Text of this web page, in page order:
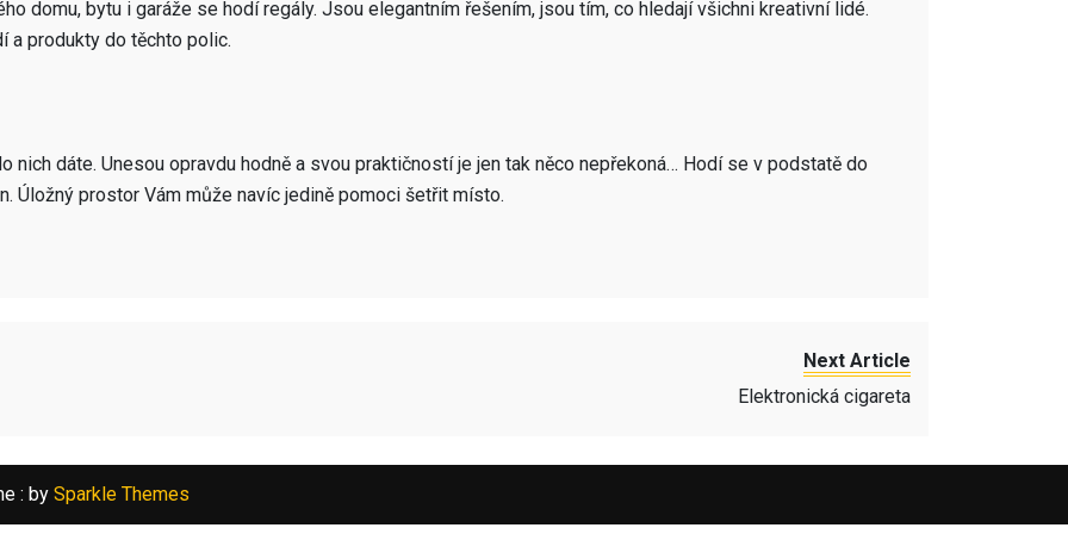
domu, bytu i garáže se hodí regály. Jsou elegantním řešením, jsou tím, co hledají všichni kreativní lidé.
a produkty do těchto polic.
nich dáte. Unesou opravdu hodně a svou praktičností je jen tak něco nepřekoná… Hodí se v podstatě do
Úložný prostor Vám může navíc jedině pomoci šetřit místo.
Next Article
Elektronická cigareta
: by Sparkle Themes